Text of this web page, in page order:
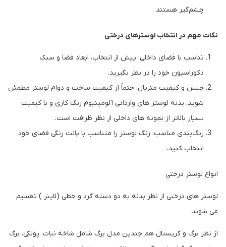
چشم‌گیر هستند.
نکات مهم در انتخاب لوسترهای درختی
تناسب با فضای داخلی: پیش از انتخاب، ابعاد فضا و سبک
دکوراسیون خود را در نظر بگیرید.
جنس و کیفیت متریال: حتماً از کیفیت ساخت و دوام لوستر مطمئن
شوید. بدنه لوستر های وارداتی آلومینیوم رنگ کاری و با کیفیت
بسیار بالاتر از نمونه های داخلی از نظر ظرافت است.
رنگ‌بندی مناسب: رنگ لوستر را متناسب با پالت رنگی فضای خود
انتخاب کنید.
انواع لوستر درختی
لوستر های درختی از نظر بدنه به دو دسته گرد و خطی (لاینر ) تقسیم
می شوند.
از نظر برگ و کریستال هم چندین مدل برگ شامل شاخه نبات، پولکی، برگ